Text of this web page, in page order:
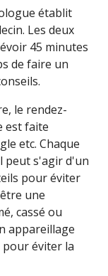
établit
Les deux
45 minutes
de faire un
le rendez-
est faite
etc. Chaque
peut s'agir d'un
pour éviter
une
cassé ou
appareillage
éviter la